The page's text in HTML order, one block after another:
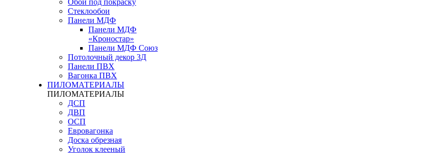
Обои под покраску
Стеклообои
Панели МДФ
Панели МДФ
«Кроностар»
Панели МДФ Союз
Потолочный декор 3Д
Панели ПВХ
Вагонка ПВХ
ПИЛОМАТЕРИАЛЫ
ПИЛОМАТЕРИАЛЫ
ДСП
ДВП
ОСП
Евровагонка
Доска обрезная
Уголок клееный